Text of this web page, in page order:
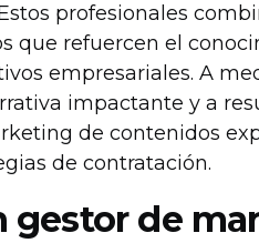
profesionales
que refuercen el
empresariales. A
impactante y a
de contenidos
de contratación.
gestor de